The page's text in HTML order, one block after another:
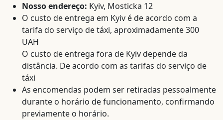
Nosso endereço: Kyiv, Mosticka 12
O custo de entrega em Kyiv é de acordo com a
tarifa do serviço de táxi, aproximadamente 300
UAH
O custo de entrega fora de Kyiv depende da
distância. De acordo com as tarifas do serviço de
táxi
As encomendas podem ser retiradas pessoalmente
durante o horário de funcionamento, confirmando
previamente o horário.